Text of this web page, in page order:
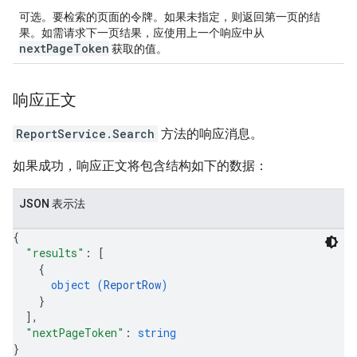
可选。要检索的页面的令牌。如果未指定，则返回第一页的结
果。如需请求下一页结果，应使用上一个响应中从
nextPageToken 获取的值。
响应正文
ReportService.Search 方法的响应消息。
如果成功，响应正文将包含结构如下的数据：
JSON 表示法
{
"results" :
[
{
object (ReportRow)
}
] ,
"nextPageToken" : string
}